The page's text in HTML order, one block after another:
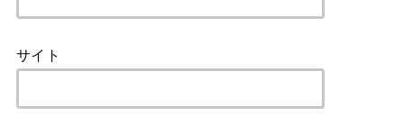
サイト